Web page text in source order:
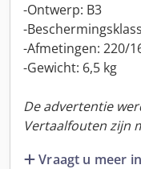
-Ontwerp: B3
-
-Afmetingen: 220/
-Gewicht: 6,5 kg
De advertentie
Vertaalfouten zijn
Vraagt u meer